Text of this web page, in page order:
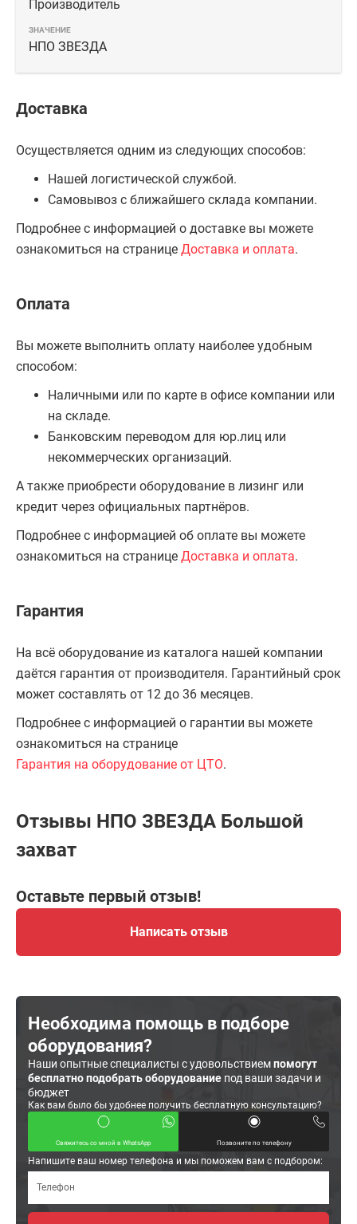
Производитель
НПО ЗВЕЗДА
Доставка
Осуществляется одним из следующих способов:
Нашей логистической службой.
Самовывоз с ближайшего склада компании.
Подробнее с информацией о доставке вы можете
ознакомиться на странице Доставка и оплата.
Оплата
Вы можете выполнить оплату наиболее удобным
способом:
Наличными или по карте в офисе компании или
на складе.
Банковским переводом для юр.лиц или
некоммерческих организаций.
А также приобрести оборудование в лизинг или
кредит через официальных партнёров.
Подробнее с информацией об оплате вы можете
ознакомиться на странице Доставка и оплата.
Гарантия
На всё оборудование из каталога нашей компании
даётся гарантия от производителя. Гарантийный срок
может составлять от 12 до 36 месяцев.
Подробнее с информацией о гарантии вы можете
ознакомиться на странице
Гарантия на оборудование от ЦТО.
Отзывы НПО ЗВЕЗДА Большой
захват
Оставьте первый отзыв!
Написать отзыв
Необходима помощь в подборе
оборудования?
Наши опытные специалисты с удовольствиемпомогут
бесплатно подобрать оборудование под ваши задачи и
бюджет
Как вам было бы удобнее получить бесплатную консультацию?
Свяжитесь со мной в WhatsApp Позвоните по телефону
Напишите ваш номер телефона и мы поможем вам с подбором: